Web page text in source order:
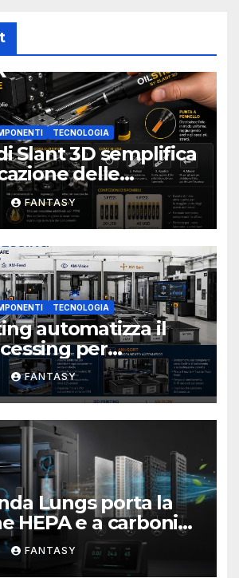
TECNOLOGIA
Slant 3D semplifica
delle
3D con un
a pennello
FANTASY
TECNOLOGIA
automatizza il
per
i volumi della
additiva
FANTASY
Lungs porta la
HEPA e a carboni
le stampanti 3D
FANTASY